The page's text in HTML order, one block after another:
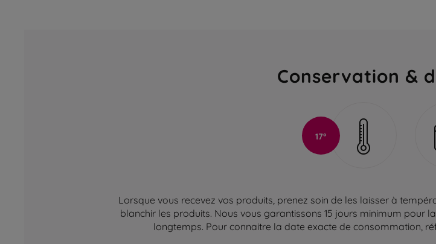
Conservation &
17°
Lorsque vous recevez vos produits, prenez soin de les laisser à
blanchir les produits. Nous vous garantissons 15 jours minimum pour
longtemps. Pour connaitre la date exacte de consommation,